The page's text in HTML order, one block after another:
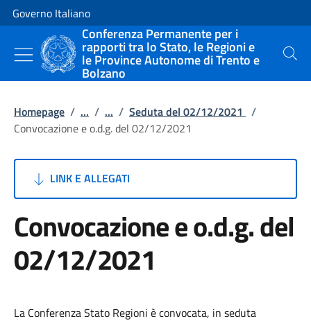
Vai al contenuto
Vai alla navigazione del sito
Governo Italiano
Conferenza Permanente per i
rapporti tra lo Stato, le Regioni e
le Province Autonome di Trento e
Bolzano
Cerca
Homepage / ... / ... / Seduta del 02/12/2021 /
Convocazione e o.d.g. del 02/12/2021
LINK E ALLEGATI
Convocazione e o.d.g. del
02/12/2021
La Conferenza Stato Regioni è convocata, in seduta